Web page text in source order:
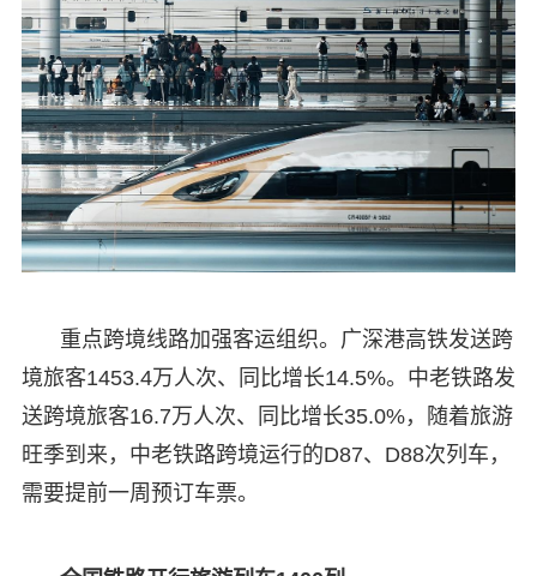
重点跨境线路加强客运组织。广深港高铁发送跨
境旅客1453.4万人次、同比增长14.5%。中老铁路发
送跨境旅客16.7万人次、同比增长35.0%，随着旅游
旺季到来，中老铁路跨境运行的D87、D88次列车，
需要提前一周预订车票。